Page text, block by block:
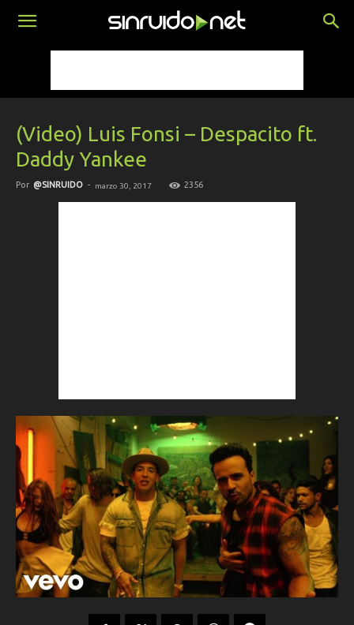
(Video) Luis Fonsi – Despacito ft.
Daddy Yankee
Por @SINRUIDO - marzo 30, 2017 2356